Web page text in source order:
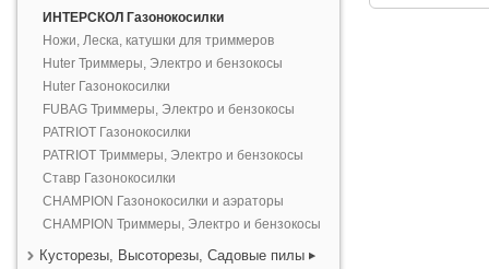
ИНТЕРСКОЛ Газонокосилки
Ножи, Леска, катушки для триммеров
Huter Триммеры, Электро и бензокосы
Huter Газонокосилки
FUBAG Триммеры, Электро и бензокосы
PATRIOT Газонокосилки
PATRIOT Триммеры, Электро и бензокосы
Ставр Газонокосилки
CHAMPION Газонокосилки и аэраторы
CHAMPION Триммеры, Электро и бензокосы
Кусторезы, Высоторезы, Садовые пилы